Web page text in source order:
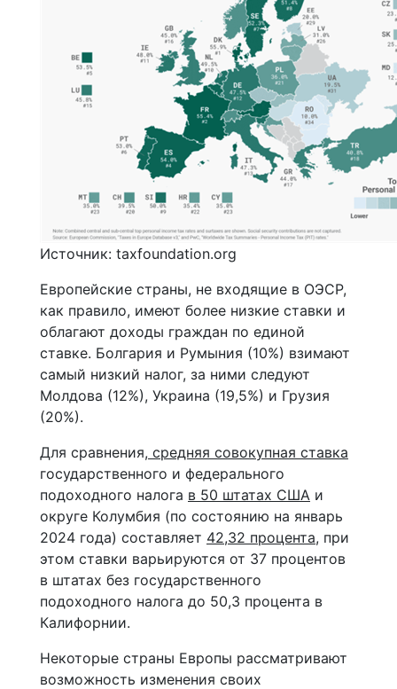
Источник: taxfoundation.org
Европейские страны, не входящие в ОЭСР,
как правило, имеют более низкие ставки и
облагают доходы граждан по единой
ставке. Болгария и Румыния (10%) взимают
самый низкий налог, за ними следуют
Молдова (12%), Украина (19,5%) и Грузия
(20%).
Для сравнения, средняя совокупная ставка
государственного и федерального
подоходного налога в 50 штатах США и
округе Колумбия (по состоянию на январь
2024 года) составляет 42,32 процента, при
этом ставки варьируются от 37 процентов
в штатах без государственного
подоходного налога до 50,3 процента в
Калифорнии.
Некоторые страны Европы рассматривают
возможность изменения своих